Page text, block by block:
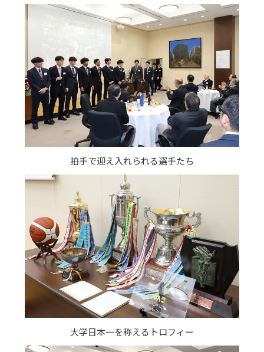
拍手で迎え入れられる選手たち
大学日本一を称えるトロフィー